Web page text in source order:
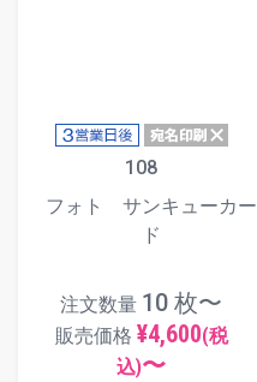
108
フォト サンキューカー
ド
注文数量 10 枚〜
販売価格 ¥4,600(税
込)〜